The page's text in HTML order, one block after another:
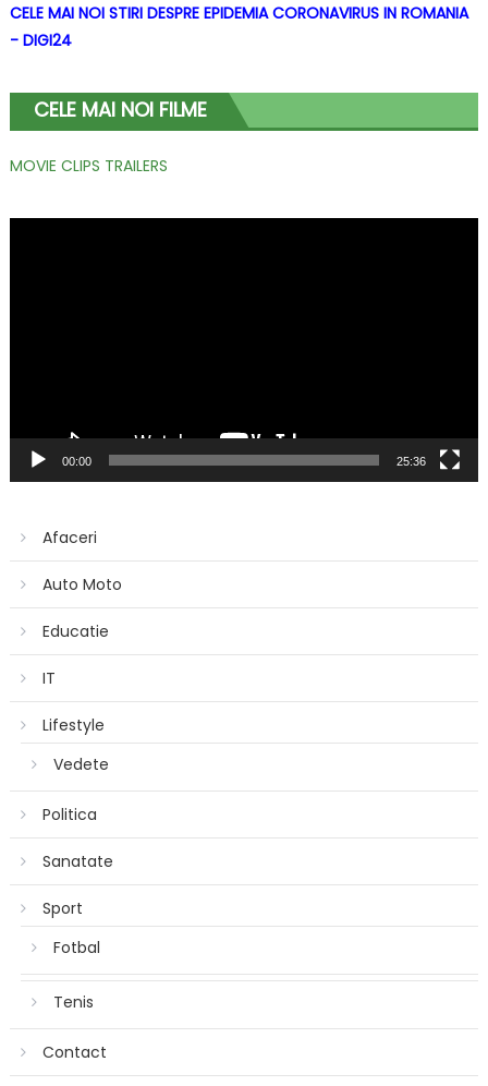
CELE MAI NOI STIRI DESPRE EPIDEMIA CORONAVIRUS IN ROMANIA
- DIGI24
CELE MAI NOI FILME
MOVIE CLIPS TRAILERS
00:00 25:36
Afaceri
Auto Moto
Educatie
IT
Lifestyle
Vedete
Politica
Sanatate
Sport
Fotbal
Tenis
Contact